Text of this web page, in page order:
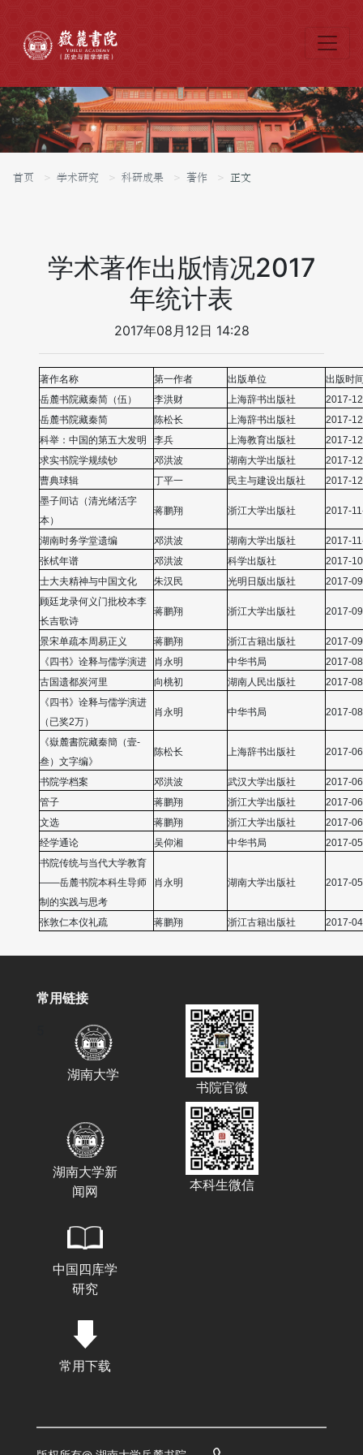
首页 学术研究 科研成果 著作 正文
学术著作出版情况2017
年统计表
2017年08月12日 14:28
著作名称 第一作者 出版单位
出版时
岳麓书院藏秦简（伍）
李洪财 上海辞书出版社
2017-
岳麓书院藏秦简
陈松长 上海辞书出版社
2017-
科举：中国的第五大发明
李兵 上海教育出版社
2017-
求实书院学规续钞
邓洪波 湖南大学出版社
2017-
曹典球辑
丁平一 民主与建设出版社
2017-
墨子间诂（清光绪活字
本）
蒋鹏翔 浙江大学出版社 2017-
湖南时务学堂遗编 邓洪波 湖南大学出版社
2017-
张栻年谱
邓洪波 科学出版社
2017-
士大夫精神与中国文化
朱汉民 光明日版出版社
2017-
顾廷龙录何义门批校本李
长吉歌诗
蒋鹏翔 浙江大学出版社 2017-
景宋单疏本周易正义 蒋鹏翔 浙江古籍出版社
2017-
《四书》诠释与儒学演进
肖永明 中华书局
2017-
古国遗都炭河里
向桃初 湖南人民出版社
2017-
《四书》诠释与儒学演进
（已奖2万）
肖永明 中华书局 2017-
《嶽麓書院藏秦簡（壹-
叁）文字编》
陈松长 上海辞书出版社 2017-
书院学档案 邓洪波 武汉大学出版社
2017-
管子
蒋鹏翔 浙江大学出版社
2017-
文选
蒋鹏翔 浙江大学出版社
2017-
经学通论
吴仰湘 中华书局
2017-
书院传统与当代大学教育
——岳麓书院本科生导师
制的实践与思考
肖永明 湖南大学出版社 2017-
张敦仁本仪礼疏 蒋鹏翔 浙江古籍出版社 2017-
常用链接
湖南大学
湖南大学新
闻网
中国四库学
研究
常用下载
书院官微
本科生微信